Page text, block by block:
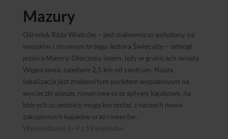
Mazury
Ośrodek Róża Wiatrów – jest malowniczo położony na
wysokim i stromym brzegu Jeziora Święcajty – odnogi
jeziora Mamry. Otoczony lasem, leży w granicach miasta
Węgorzewa, zaledwie 2,5 km od centrum. Nasza
lokalizacja jest znakomitym punktem wypadowym na
wycieczki piesze, rowerowe oraz spływy kajakowe, na
których uczestnicy mogą korzystać z naszych nowo
zakupionych kajaków oraz rowerów.
Wyświetlanie 1–9 z 19 wyników